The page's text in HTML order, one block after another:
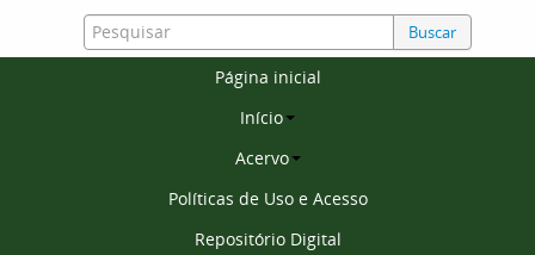
Buscar
Página inicial
Início
Acervo
Políticas de Uso e Acesso
Repositório Digital